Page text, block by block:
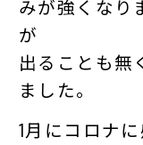
みが強くなり
が
出ることも無
ました。
1月にコロナ